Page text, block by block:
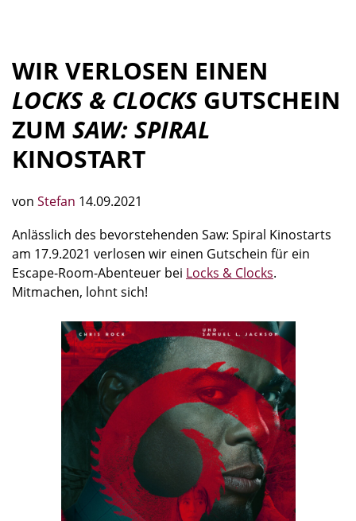
WIR VERLOSEN EINEN
LOCKS & CLOCKS GUTSCHEIN
ZUM SAW: SPIRAL
KINOSTART
von Stefan 14.09.2021
Anlässlich des bevorstehenden Saw: Spiral Kinostarts
am 17.9.2021 verlosen wir einen Gutschein für ein
Escape-Room-Abenteuer bei Locks & Clocks.
Mitmachen, lohnt sich!